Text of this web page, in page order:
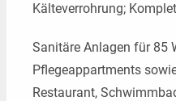
Kälteverrohrung;
Sanitäre Anlagen für 85
Pflegeappartments
Restaurant,